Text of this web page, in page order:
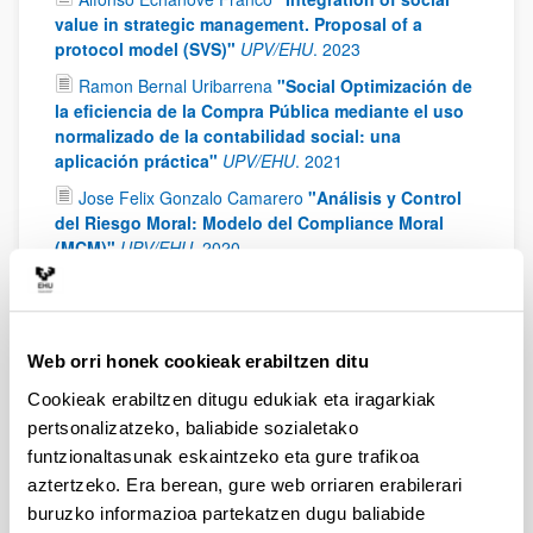
Web orri honek cookieak erabiltzen ditu
Cookieak erabiltzen ditugu edukiak eta iragarkiak
pertsonalizatzeko, baliabide sozialetako
funtzionaltasunak eskaintzeko eta gure trafikoa
aztertzeko. Era berean, gure web orriaren erabilerari
buruzko informazioa partekatzen dugu baliabide
value in strategic management. Proposal of a
protocol model (SVS)" UPV/EHU. 2023
Ramon Bernal Uribarrena "Social Optimización de
la eficiencia de la Compra Pública mediante el uso
normalizado de la contabilidad social: una
aplicación práctica" UPV/EHU. 2021
Jose Felix Gonzalo Camarero "Análisis y Control
del Riesgo Moral: Modelo del Compliance Moral
(MCM)" UPV/EHU. 2020
Professional Basket ball Clubs in Spain: a
Magali Parera"Efecto de la administración
individual y profesional del comportamiento sobre
el compromiso organizacional" UNAM
Yolanda Angelina Altamirano"Director de
proyectos: retos éticos en el contexto
gubernamental" UNAM.2018